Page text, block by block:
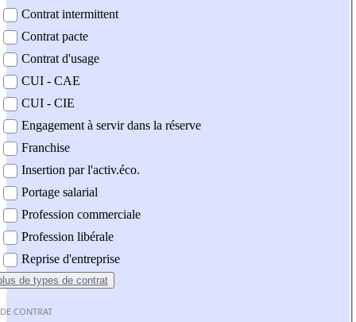
Contrat intermittent
Contrat pacte
Contrat d'usage
CUI - CAE
CUI - CIE
Engagement à servir dans la réserve
Franchise
Insertion par l'activ.éco.
Portage salarial
Profession commerciale
Profession libérale
Reprise d'entreprise
de types de contrat
CONTRAT